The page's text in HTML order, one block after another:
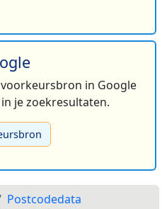
in Google
je zoekresultaten.
Postcodedata